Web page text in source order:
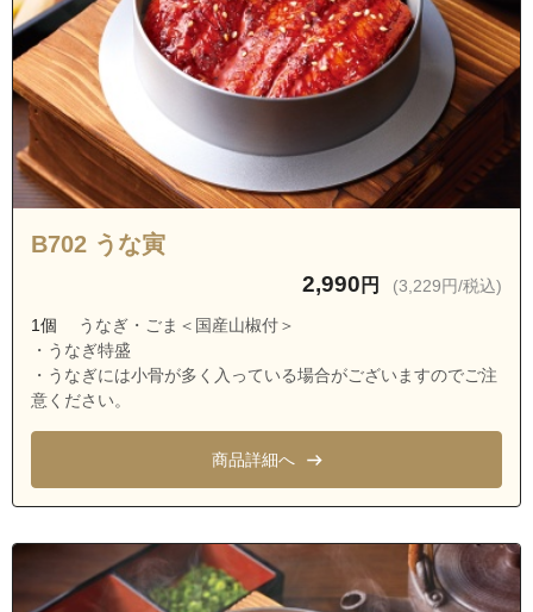
埼玉県ふじみ野市谷田２丁目
埼玉県さいたま市西区飯田新田
埼玉県さいたま市西区植田谷本村新田
埼玉県さいたま市西区塚本
埼玉県さいたま市西区塚本町１丁目
埼玉県さいたま市西区塚本町２丁目
埼玉県さいたま市西区塚本町３丁目
埼玉県さいたま市西区湯木町１丁目
埼玉県川越市上松原
埼玉県川越市下赤坂
B702 うな寅
2,990 円 (3,229円/税込)
1個
うなぎ・ごま＜国産山椒付＞
・うなぎ特盛
・うなぎには小骨が多く入っている場合がございますのでご注
意ください。
商品詳細へ